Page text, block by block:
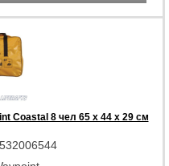
Coastal 8 чел 65 x 44 x 29 см